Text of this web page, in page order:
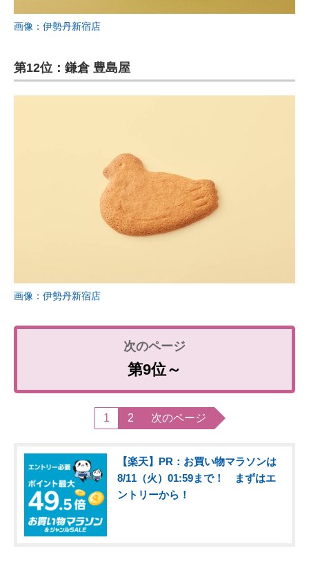
画像：伊勢丹新宿店
第12位：鎌倉 豊島屋
画像：伊勢丹新宿店
第9位～
1 2 次のページ
【楽天】PR：お買い物マラソンは
8/11（火）01:59まで！ まずはエ
ントリーから！